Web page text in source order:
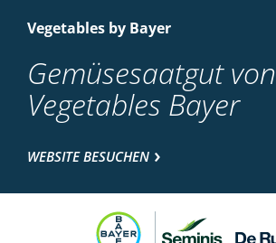
Vegetables by Bayer
Gemüsesaatgut von
Vegetables Bayer
WEBSITE BESUCHEN